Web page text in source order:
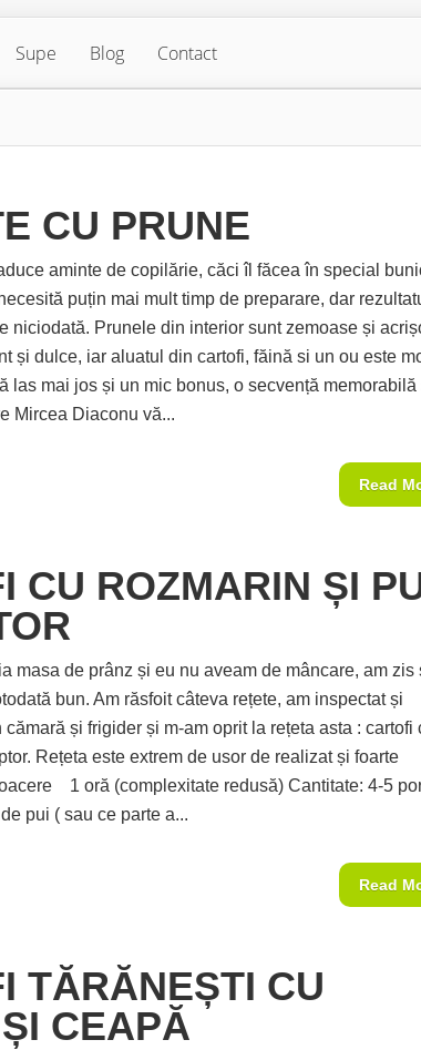
Supe Blog Contact
CU PRUNE
aminte de copilărie, căci îl făcea în special
puțin mai mult timp de preparare, dar
niciodată. Prunele din interior sunt zemoase și
și dulce, iar aluatul din cartofi, făină si un ou este
las mai jos și un mic bonus, o secvență memorabilă
Mircea Diaconu vă...
Read
CU ROZMARIN ȘI
masa de prânz și eu nu aveam de mâncare, am zis
bun. Am răsfoit câteva rețete, am inspectat și
și frigider și m-am oprit la rețeta asta : cartofi
Rețeta este extrem de usor de realizat și foarte
1 oră (complexitate redusă) Cantitate: 4-5
pui ( sau ce parte a...
Read
TĂRĂNEȘTI CU
CEAPĂ